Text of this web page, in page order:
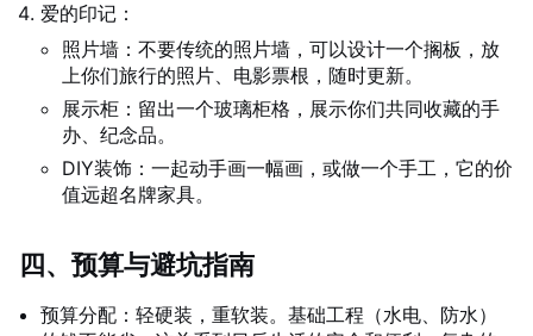
爱的印记：
照片墙：不要传统的照片墙，可以设计一个搁板，放
上你们旅行的照片、电影票根，随时更新。
展示柜：留出一个玻璃柜格，展示你们共同收藏的手
办、纪念品。
DIY装饰：一起动手画一幅画，或做一个手工，它的价
值远超名牌家具。
四、预算与避坑指南
预算分配：轻硬装，重软装。基础工程（水电、防水）